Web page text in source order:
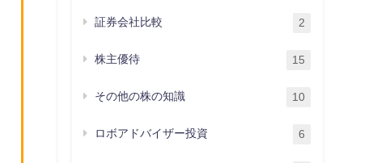
証券会社比較 2
株主優待 15
その他の株の知識 10
ロボアドバイザー投資 6